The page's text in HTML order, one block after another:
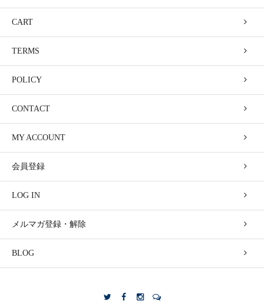
CART
TERMS
POLICY
CONTACT
MY ACCOUNT
会員登録
LOG IN
メルマガ登録・解除
BLOG